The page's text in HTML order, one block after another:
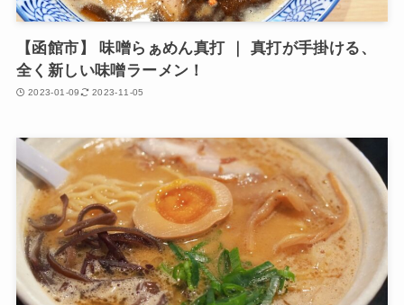
【函館市】 味噌らぁめん真打 ｜ 真打が手掛ける、
全く新しい味噌ラーメン！
2023-01-09 2023-11-05